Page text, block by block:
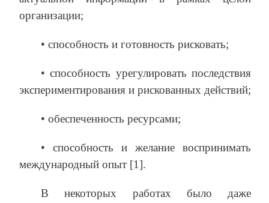
организации;
• способность и готовность рисковать;
• способность урегулировать последствия
экспериментирования и рискованных действий;
• обеспеченность ресурсами;
• способность и желание воспринимать
международный опыт [1].
В некоторых работах было даже